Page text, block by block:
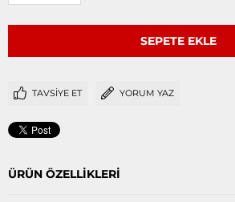
TAVSIYE ET YORUM YAZ
ÜRÜN ÖZELLIKLERI